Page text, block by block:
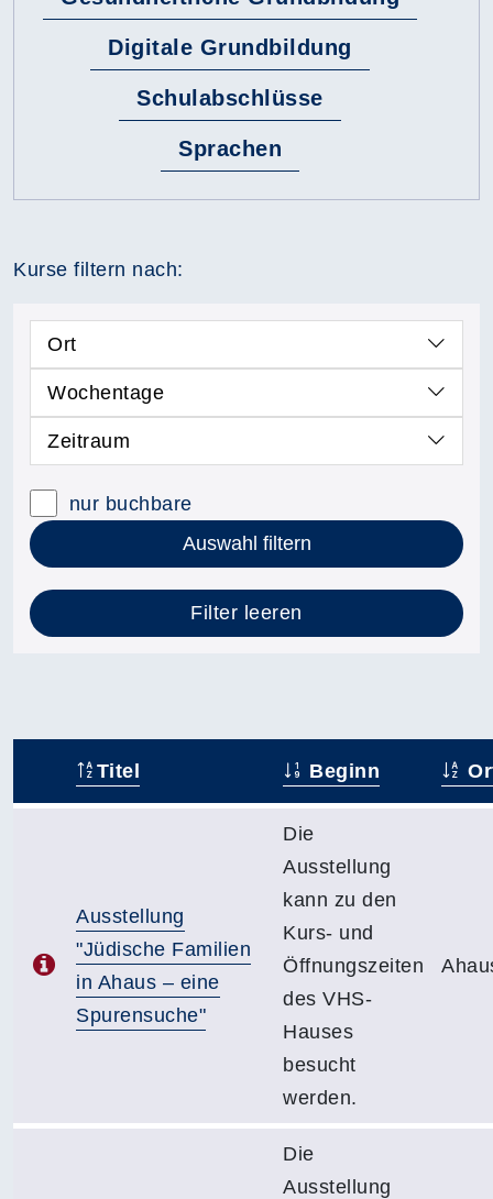
Digitale Grundbildung
Schulabschlüsse
Sprachen
Kurse filtern nach:
Ort
Wochentage
Zeitraum
nur buchbare
Auswahl filtern
Filter leeren
Titel Beginn
Ausstellung
"Jüdische Familien
in Ahaus – eine
Spurensuche"
Die
Ausstellung
kann zu den
Kurs- und
Öffnungszeiten
des VHS-
Hauses
besucht
werden.
Die
Ausstellung